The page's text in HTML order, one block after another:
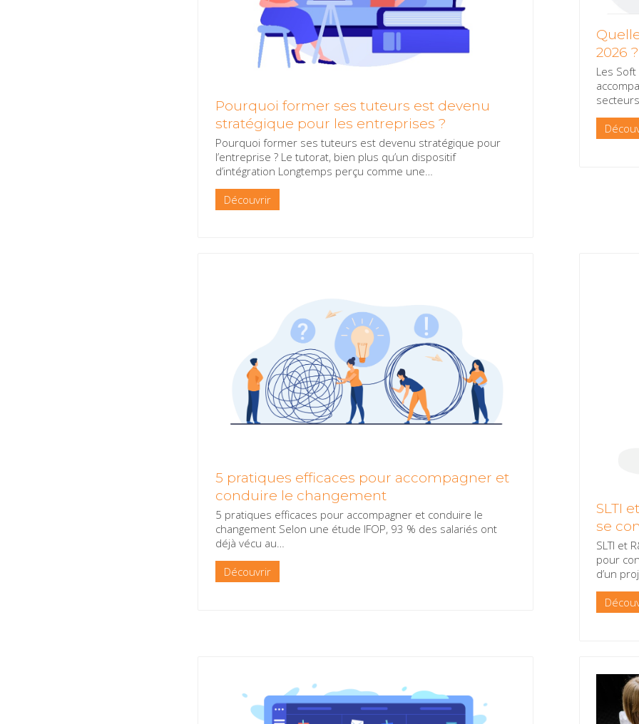
Pourquoi former ses tuteurs est devenu
stratégique pour les entreprises ?
Pourquoi former ses tuteurs est devenu stratégique pour
l’entreprise ? Le tutorat, bien plus qu’un dispositif
d’intégration Longtemps perçu comme une
Découvrir
2026 ?
Les
5 pratiques efficaces pour accompagner et
conduire le changement
5 pratiques efficaces pour accompagner et conduire le
changement Selon une étude IFOP, 93 % des salariés ont
déjà vécu au…
Découvrir
SLTI
se
SLTI et
pour
d’un